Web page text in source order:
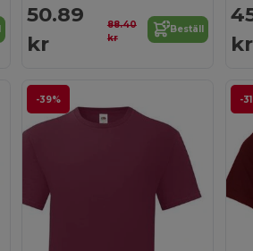
50.89
kr
88.40
kr
Beställ
kr
-39% -